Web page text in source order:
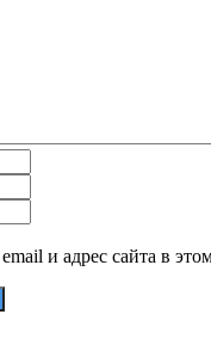
и адрес сайта в